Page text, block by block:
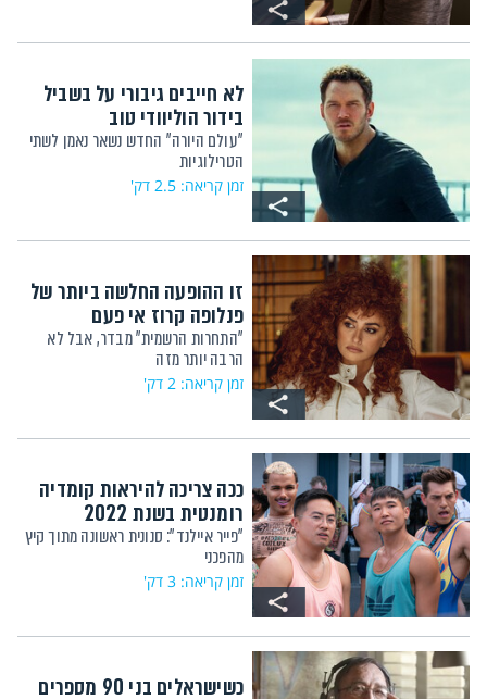
לא חייבים גיבורי על בשביל
בידור הוליוודי טוב
"עולם היורה" החדש נשאר נאמן לשתי
הטרילוגיות
זמן קריאה: 2.5 דק'
זו ההופעה החלשה ביותר של
פנלופה קרוז אי פעם
"התחרות הרשמית" מבדר, אבל לא
הרבה יותר מזה
זמן קריאה: 2 דק'
ככה צריכה להיראות קומדיה
רומנטית בשנת 2022
"פייר איילנד": סנונית ראשונה מתוך קיץ
מהפכני
זמן קריאה: 3 דק'
כשישראלים בני 90 מספרים